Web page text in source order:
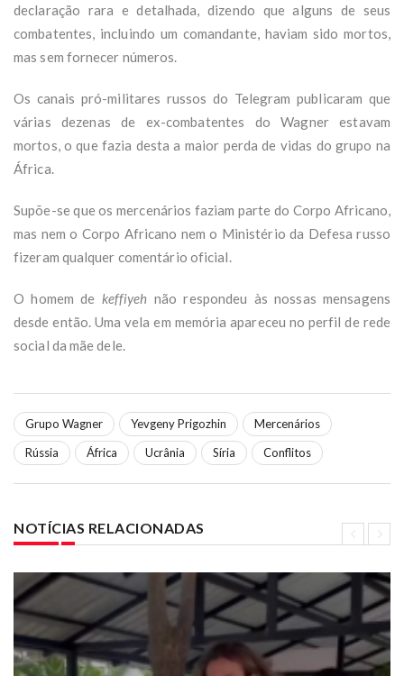
declaração rara e detalhada, dizendo que alguns de seus
combatentes, incluindo um comandante, haviam sido mortos,
mas sem fornecer números.
Os canais pró-militares russos do Telegram publicaram que
várias dezenas de ex-combatentes do Wagner estavam
mortos, o que fazia desta a maior perda de vidas do grupo na
África.
Supõe-se que os mercenários faziam parte do Corpo Africano,
mas nem o Corpo Africano nem o Ministério da Defesa russo
fizeram qualquer comentário oficial.
O homem de keffiyeh não respondeu às nossas mensagens
desde então. Uma vela em memória apareceu no perfil de rede
social da mãe dele.
Grupo Wagner Yevgeny Prigozhin
Mercenários
Rússia
África Ucrânia Síria Conflitos
NOTÍCIAS RELACIONADAS